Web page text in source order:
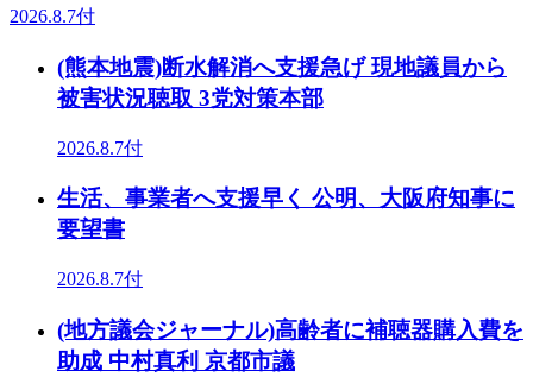
2026.8.7付
(熊本地震)断水解消へ支援急げ 現地議員から
被害状況聴取 3党対策本部
2026.8.7付
生活、事業者へ支援早く 公明、大阪府知事に
要望書
2026.8.7付
(地方議会ジャーナル)高齢者に補聴器購入費を
助成 中村真利 京都市議